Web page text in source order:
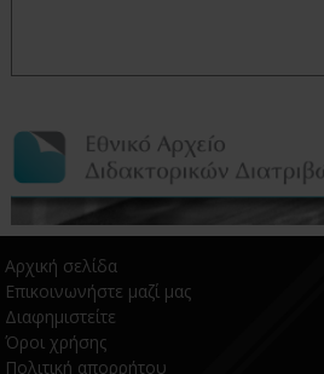
Αρχική σελίδα
Επικοινωνήστε μαζί μας
Διαφημιστείτε
Όροι χρήσης
Πολιτική απορρήτου